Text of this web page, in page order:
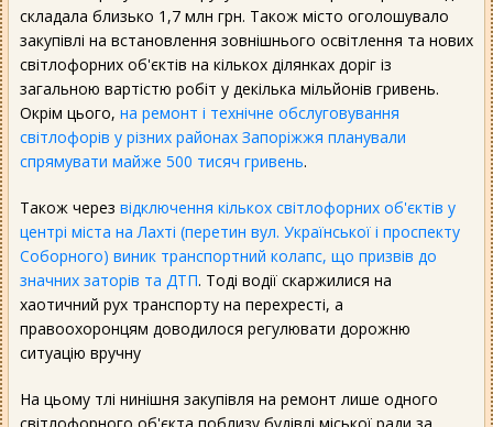
складала близько 1,7 млн грн. Також місто оголошувало
закупівлі на встановлення зовнішнього освітлення та нових
світлофорних об'єктів на кількох ділянках доріг із
загальною вартістю робіт у декілька мільйонів гривень.
Окрім цього, на ремонт і технічне обслуговування
світлофорів у різних районах Запоріжжя планували
спрямувати майже 500 тисяч гривень.
Також через відключення кількох світлофорних об'єктів у
центрі міста на Лахті (перетин вул. Української і проспекту
Соборного) виник транспортний колапс, що призвів до
значних заторів та ДТП. Тоді водії скаржилися на
хаотичний рух транспорту на перехресті, а
правоохоронцям доводилося регулювати дорожню
ситуацію вручну
На цьому тлі нинішня закупівля на ремонт лише одного
світлофорного об'єкта поблизу будівлі міської ради за